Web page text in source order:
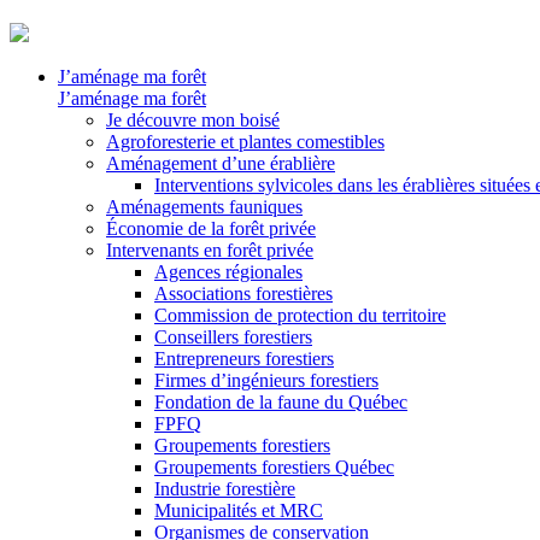
J’aménage ma forêt
J’aménage ma forêt
Je découvre mon boisé
Agroforesterie et plantes comestibles
Aménagement d’une érablière
Interventions sylvicoles dans les érablières situées
Aménagements fauniques
Économie de la forêt privée
Intervenants en forêt privée
Agences régionales
Associations forestières
Commission de protection du territoire
Conseillers forestiers
Entrepreneurs forestiers
Firmes d’ingénieurs forestiers
Fondation de la faune du Québec
FPFQ
Groupements forestiers
Groupements forestiers Québec
Industrie forestière
Municipalités et MRC
Organismes de conservation